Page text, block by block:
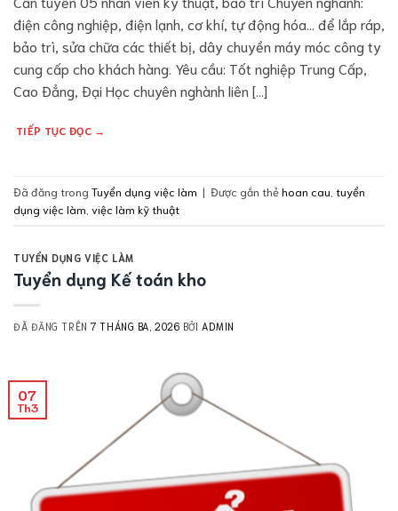
điện công nghiệp, điện lạnh, cơ khí, tự động hóa… để lắp ráp,
bảo trì, sửa chữa các thiết bị, dây chuyền máy móc công ty
cung cấp cho khách hàng. Yêu cầu: Tốt nghiệp Trung Cấp,
Cao Đẳng, Đại Học chuyên nghành liên […]
TIẾP TỤC ĐỌC →
Đã đăng trong Tuyển dụng việc làm | Được gắn thẻhoan cau tuyển
dụng việc làm việc làm kỹ thuật
TUYỂN DỤNG VIỆC LÀM
Tuyển dụng Kế toán kho
ĐÃ ĐĂNG TRÊN7 THÁNG BA, 2026 BỞI ADMIN
07
Th3